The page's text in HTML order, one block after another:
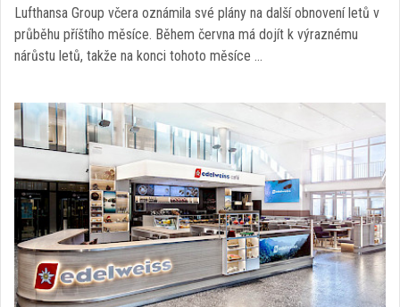
Lufthansa Group včera oznámila své plány na další obnovení letů v
průběhu příštího měsíce. Během června má dojít k výraznému
nárůstu letů, takže na konci tohoto měsíce …